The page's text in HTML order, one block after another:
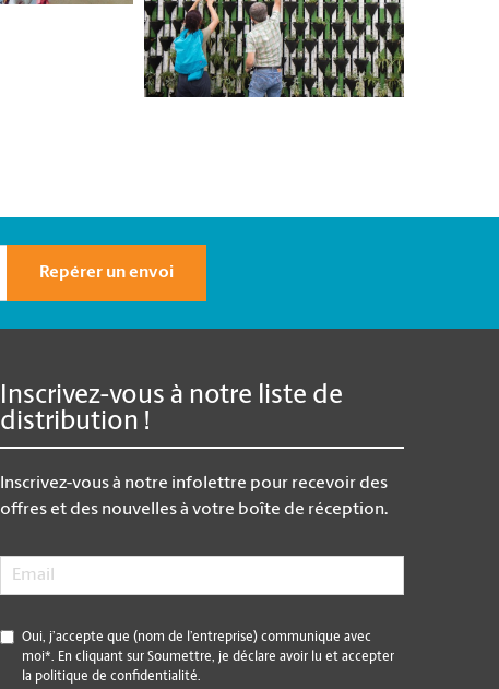
Repérer un envoi
Inscrivez-vous à notre liste de
distribution !
Inscrivez-vous à notre infolettre pour recevoir des
offres et des nouvelles à votre boîte de réception.
Email
* Oui, j’accepte que (nom de l’entreprise) communique avec
moi*. En cliquant sur Soumettre, je déclare avoir lu et accepter
la politique de confidentialité.